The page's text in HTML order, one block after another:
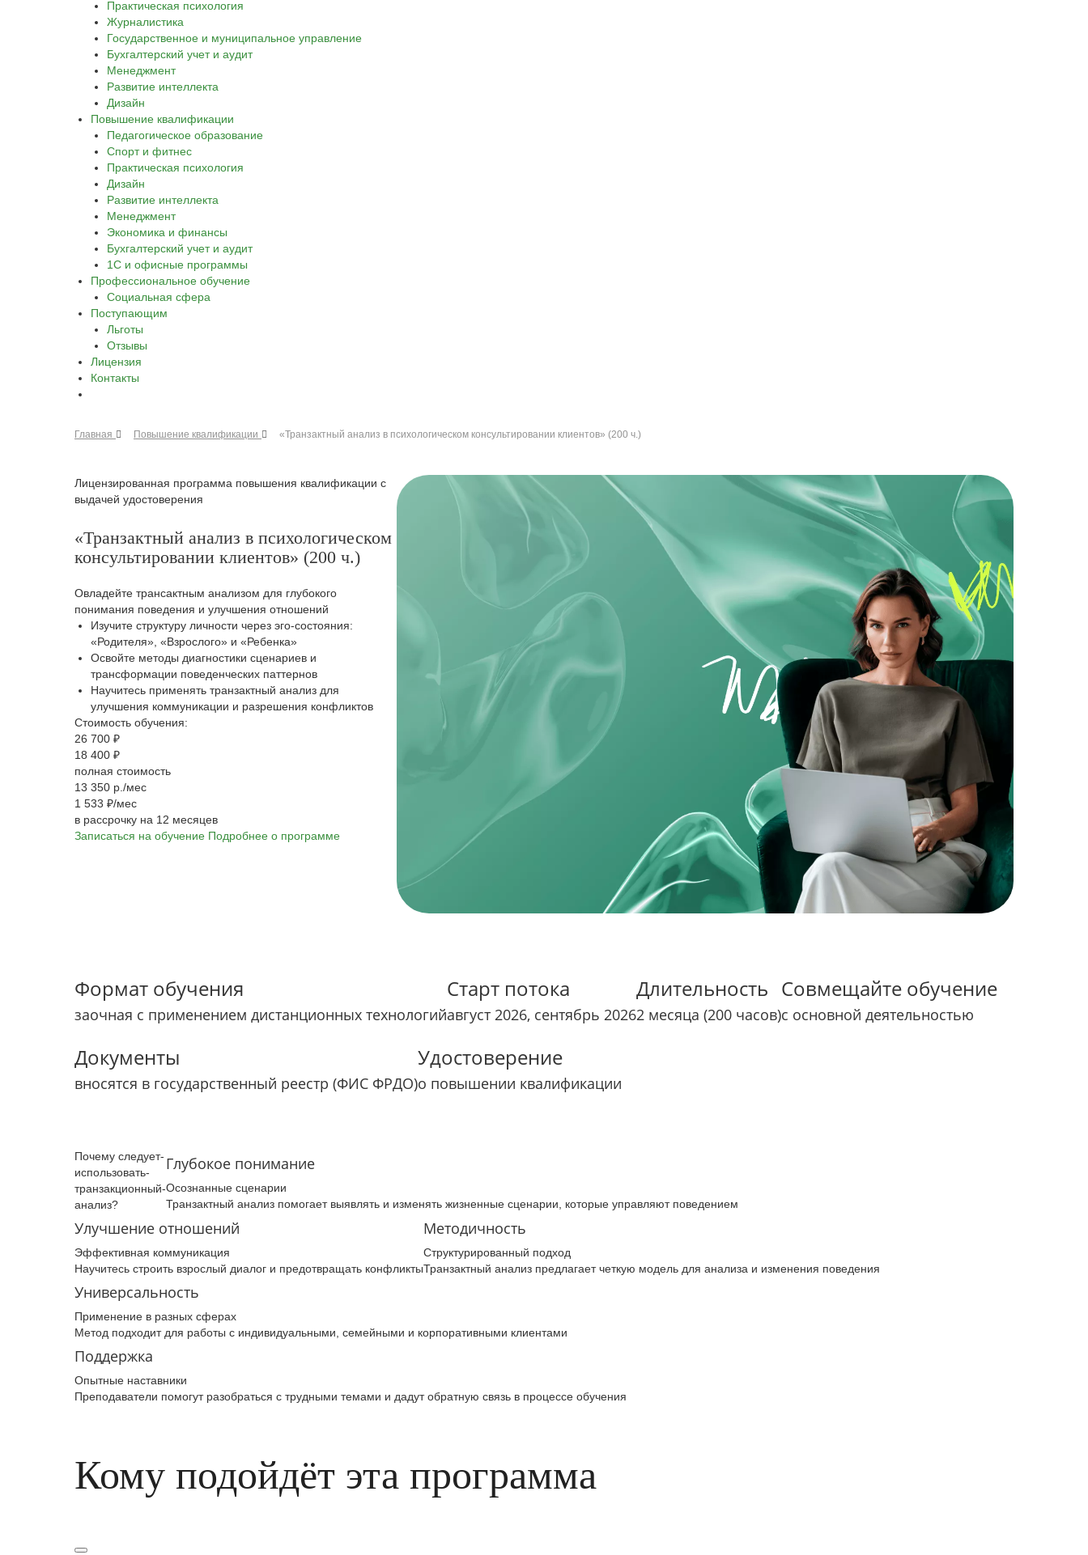
Практическая психология
Журналистика
Государственное и муниципальное управление
Бухгалтерский учет и аудит
Менеджмент
Развитие интеллекта
Дизайн
Повышение квалификации
Педагогическое образование
Спорт и фитнес
Практическая психология
Дизайн
Развитие интеллекта
Менеджмент
Экономика и финансы
Бухгалтерский учет и аудит
1С и офисные программы
Профессиональное обучение
Социальная сфера
Поступающим
Льготы
Отзывы
Лицензия
Контакты
Главная Повышение квалификации «Транзактный анализ в психологическом консультировании клиентов» (200 ч.)
Лицензированная программа повышения квалификации с
выдачей удостоверения
«Транзактный анализ в психологическом
консультировании клиентов» (200 ч.)
Овладейте трансактным анализом для глубокого
понимания поведения и улучшения отношений
Изучите структуру личности через эго‑состояния:
«Родителя», «Взрослого» и «Ребенка»
Освойте методы диагностики сценариев и
трансформации поведенческих паттернов
Научитесь применять транзактный анализ для
улучшения коммуникации и разрешения конфликтов
Стоимость обучения:
26 700 ₽
18 400 ₽
полная стоимость
13 350 р./мес
1 533 ₽/мес
в рассрочку на 12 месяцев
Записаться на обучение Подробнее о программе
Формат обучения
заочная с применением дистанционных технологий
Старт потока
август 2026, сентябрь 2026
Длительность
2 месяца (200 часов)
Совмещайте обучение
с основной деятельностью
Документы
вносятся в государственный реестр (ФИС ФРДО)
Удостоверение
о повышении квалификации
Почему­ следует­
использовать­
транзакционный­
анализ­?
Глубокое понимание
Осознанные сценарии
Транзактный анализ помогает выявлять и изменять жизненные сценарии, которые управляют поведением
Улучшение отношений
Эффективная коммуникация
Научитесь строить взрослый диалог и предотвращать конфликты
Методичность
Структурированный подход
Транзактный анализ предлагает четкую модель для анализа и изменения поведения
Универсальность
Применение в разных сферах
Метод подходит для работы с индивидуальными, семейными и корпоративными клиентами
Поддержка
Опытные наставники
Преподаватели помогут разобраться с трудными темами и дадут обратную связь в процессе обучения
Кому подойдёт эта программа